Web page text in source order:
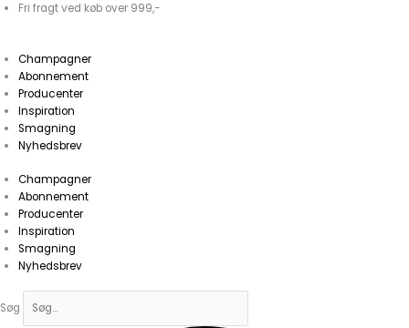
Gå
Fri fragt ved køb over 999,-
Champagner
Abonnement
Producenter
Inspiration
Smagning
Nyhedsbrev
Champagner
Abonnement
Producenter
Inspiration
Smagning
Nyhedsbrev
Søg